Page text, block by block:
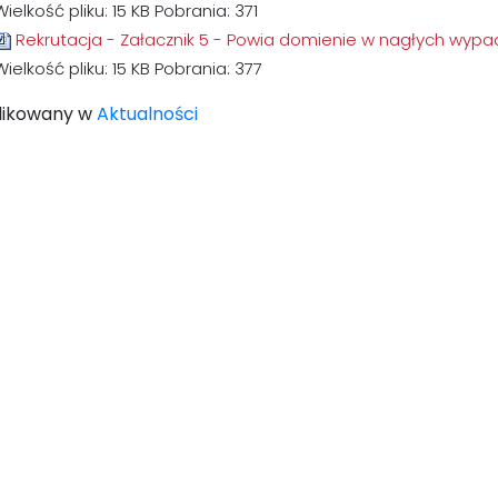
pliku: 15 KB Pobrania: 371
Rekrutacja - Załacznik 5 - Powia domienie w nagłych
pliku: 15 KB Pobrania: 377
wAktualności